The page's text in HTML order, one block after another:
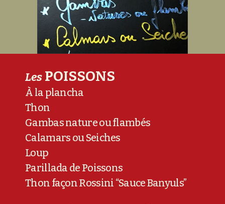
Les POISSONS
À la plancha
Thon
Gambas nature ou flambés
Calamars ou Seiches
Loup
Parillada de Poissons
Thon façon Rossini “Sauce Banyuls”